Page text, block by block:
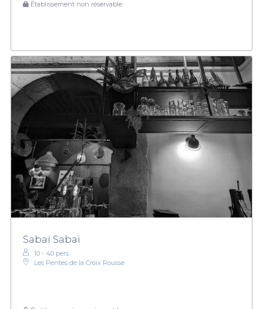
Établissement non réservable
Sabaï Sabaï
10 - 40 pers.
Les Pentes de la Croix Rousse